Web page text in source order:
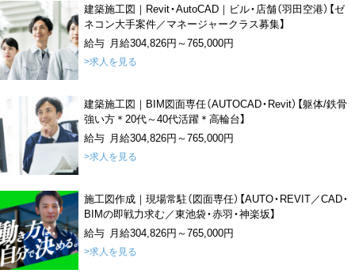
建築施工図｜Revit・AutoCAD｜ビル・店舗（羽田空港）【ゼ
ネコン大手案件／マネージャークラス募集】
給与 月給304,826円～765,000円
>求人を見る
建築施工図｜BIM図面専任（AUTOCAD・Revit）【躯体/鉄骨
強い方＊20代～40代活躍＊高輪台】
給与 月給304,826円～765,000円
>求人を見る
施工図作成｜現場常駐（図面専任）【AUTO・REVIT／CAD・
BIMの即戦力求む／東池袋・赤羽・神楽坂】
給与 月給304,826円～765,000円
>求人を見る